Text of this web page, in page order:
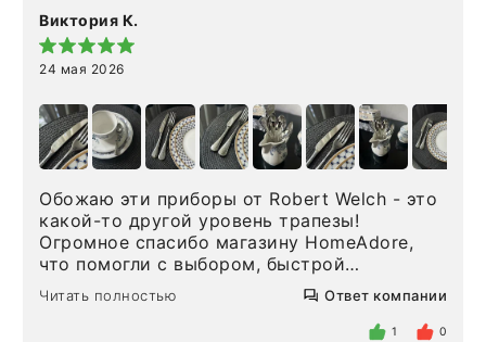
Виктория К.
24 мая 2026
Обожаю эти приборы от Robert Welch - это
какой-то другой уровень трапезы!
Огромное спасибо магазину HomeAdore,
что помогли с выбором, быстрой
доставкой и высоким сервисом. Один раз
была здесь лично, забирала чайные ложки,
внутри очень много антикварной посуды,
Читать полностью Ответ компании
1 0